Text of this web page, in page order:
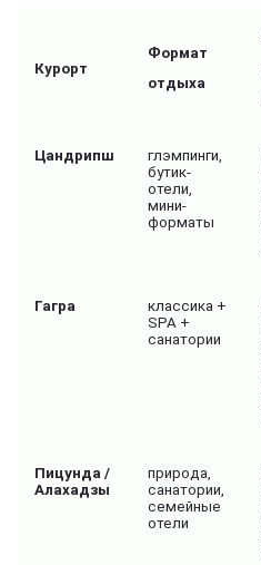
Курорт
Формат
отдыха
Цандрипш
глэмпинги,
бутик-
отели,
мини-
форматы
Гагра
классика +
SPA +
санатории
Пицунда /
Алахадзы
природа,
санатории,
семейные
отели